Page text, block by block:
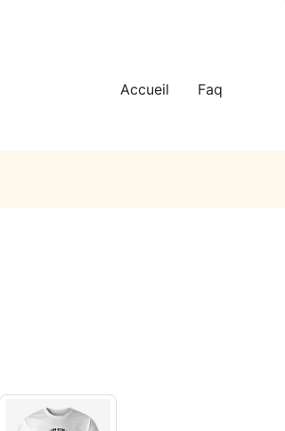
Accueil Faq